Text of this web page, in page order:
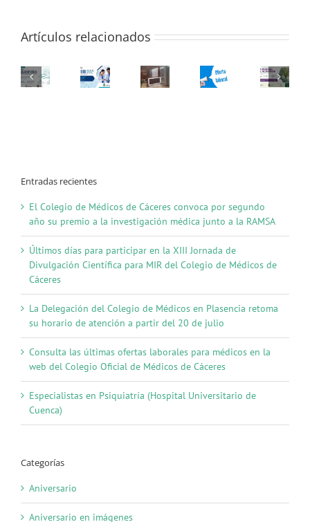
Artículos relacionados
Entradas recientes
El Colegio de Médicos de Cáceres convoca por segundo
año su premio a la investigación médica junto a la RAMSA
Últimos días para participar en la XIII Jornada de
Divulgación Científica para MIR del Colegio de Médicos de
Cáceres
La Delegación del Colegio de Médicos en Plasencia retoma
su horario de atención a partir del 20 de julio
Consulta las últimas ofertas laborales para médicos en la
web del Colegio Oficial de Médicos de Cáceres
Especialistas en Psiquiatría (Hospital Universitario de
Cuenca)
Categorías
Aniversario
Aniversario en imágenes